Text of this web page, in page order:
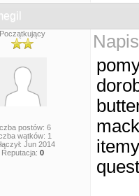
Początkujący
postów: 6
wątków: 1
Jun 2014
Reputacja: 0